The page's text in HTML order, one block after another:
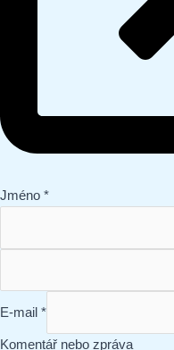
Jméno *
mail
E-mail *
Komentář nebo zpráva